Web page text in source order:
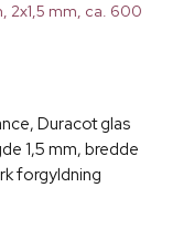
2x1,5 mm, ca. 600
Duracot glas
1,5 mm, bredde
forgyldning